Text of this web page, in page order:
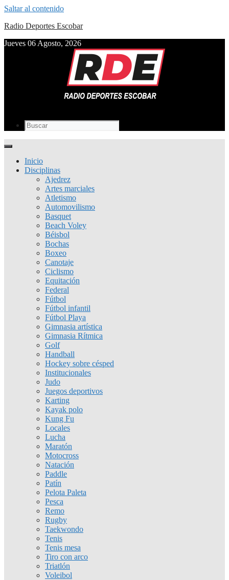
Saltar al contenido
Radio Deportes Escobar
Jueves 06 Agosto, 2026
Inicio
Disciplinas
Ajedrez
Artes marciales
Atletismo
Automovilismo
Basquet
Beach Voley
Béisbol
Bochas
Boxeo
Canotaje
Ciclismo
Equitación
Federal
Fútbol
Fútbol infantil
Fútbol Playa
Gimnasia artística
Gimnasia Rítmica
Golf
Handball
Hockey sobre césped
Institucionales
Judo
Juegos deportivos
Karting
Kayak polo
Kung Fu
Locales
Lucha
Maratón
Motocross
Natación
Paddle
Patín
Pelota Paleta
Pesca
Remo
Rugby
Taekwondo
Tenis
Tenis mesa
Tiro con arco
Triatlón
Voleibol